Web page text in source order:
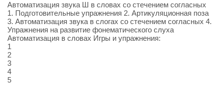
Автоматизация звука Ш в словах со стечением согласных
1. Подготовительные упражнения 2. Артикуляционная поза
3. Автоматизация звука в слогах со стечением согласных 4.
Упражнения на развитие фонематического слуха
Автоматизация в словах Игры и упражнения:
1
2
3
4
5